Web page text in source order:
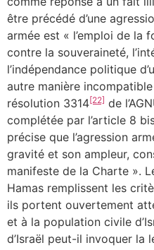
être précédé d’une
armée est « l’emploi de la
contre la souveraineté,
l’indépendance politique
autre manière
résolution 3314[22] de
complétée par l’article 8
précise que l’agression
gravité et son ampleur,
manifeste de la Charte ».
Hamas remplissent les
ils portent ouvertement
et à la population civile
d’Israël peut-il invoquer la